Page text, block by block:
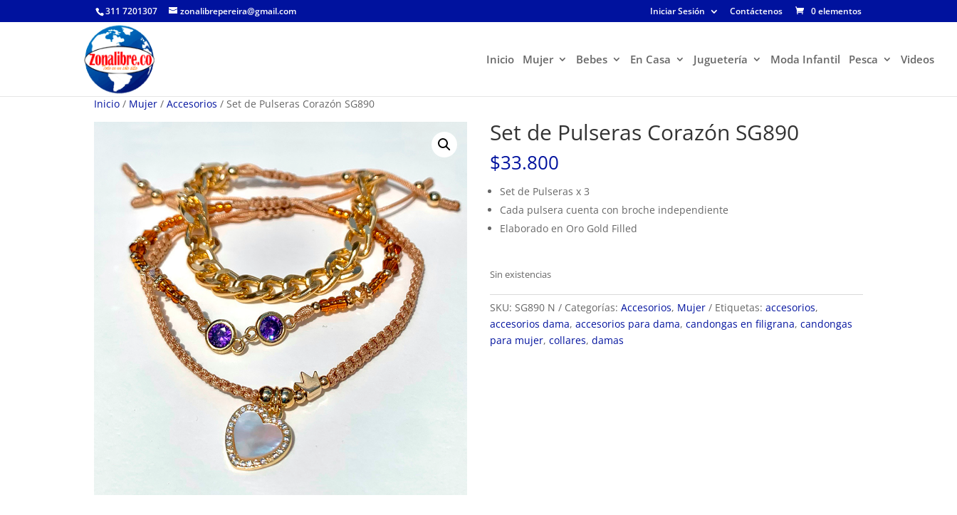
311 7201307 zonalibrepereira@gmail.com Iniciar Sesión Contáctenos 0 elementos
Inicio Mujer Bebes En Casa Juguetería Moda Infantil Pesca Videos
Inicio / Mujer / Accesorios / Set de Pulseras Corazón SG890
Set de Pulseras Corazón SG890
$33.800
Set de Pulseras x 3
Cada pulsera cuenta con broche independiente
Elaborado en Oro Gold Filled
Sin existencias
SKU: SG890 N Categorías:Accesorios, Mujer Etiquetas:accesorios,
accesorios dama,accesorios para dama,candongas en filigrana,candongas
para mujer,collares,damas